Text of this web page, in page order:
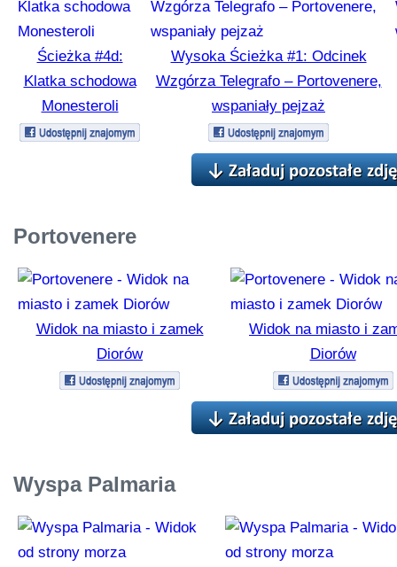
Ścieżka #4d:
Klatka schodowa
Monesteroli
Wysoka Ścieżka #1: Odcinek
Wzgórza Telegrafo – Portovenere,
wspaniały pejzaż
Portovenere
Widok na miasto i zamek
Diorów
Widok na miasto i
Diorów
Wyspa Palmaria